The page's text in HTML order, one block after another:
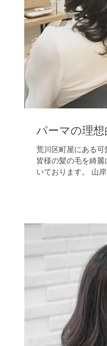
パーマの理想
荒川区町屋にある可
皆様の髪の毛を綺麗
いております。 山